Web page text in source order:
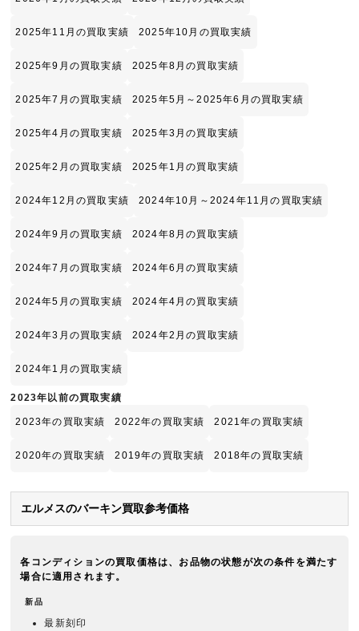
2025年11月の買取実績 2025年10月の買取実績
2025年9月の買取実績 2025年8月の買取実績
2025年7月の買取実績 2025年5月～2025年6月の買取実績
2025年4月の買取実績 2025年3月の買取実績
2025年2月の買取実績 2025年1月の買取実績
2024年12月の買取実績 2024年10月～2024年11月の買取実績
2024年9月の買取実績 2024年8月の買取実績
2024年7月の買取実績 2024年6月の買取実績
2024年5月の買取実績 2024年4月の買取実績
2024年3月の買取実績 2024年2月の買取実績
2024年1月の買取実績
2023年以前の買取実績
2023年の買取実績 2022年の買取実績 2021年の買取実績
2020年の買取実績 2019年の買取実績 2018年の買取実績
エルメスのバーキン買取参考価格
各コンディションの買取価格は、お品物の状態が次の条件を満たす
場合に適用されます。
新品
最新刻印